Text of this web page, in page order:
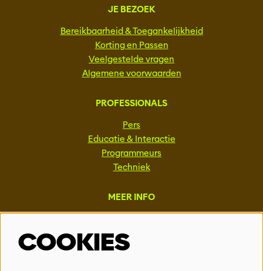
JE BEZOEK
Bereikbaarheid & Toegankelijkheid
Korting en Passen
Veelgestelde vragen
Algemene voorwaarden
PROFESSIONALS
Pers
Educatie & Interactie
Programmeurs
Techniek
MEER INFO
Vacatures
Events & Partnerships
COOKIES